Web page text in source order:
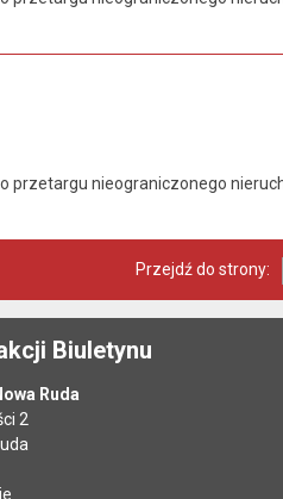
przetargu nieograniczonego
Przejdź do strony:
Biuletynu
Ruda
2